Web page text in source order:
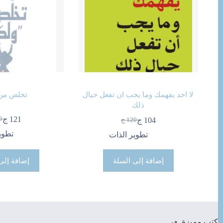
لا احد يفهمك وما يجب ان تفعل حيال
ذلك
120 ج
السعر
الأصلي
104 جالسعر
الحالي
تطوير الذات
إضافة إلى السلة
تخلص
121 ج
إضافة